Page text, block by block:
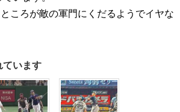
ころが敵の軍門にくだるようでイヤな
ています